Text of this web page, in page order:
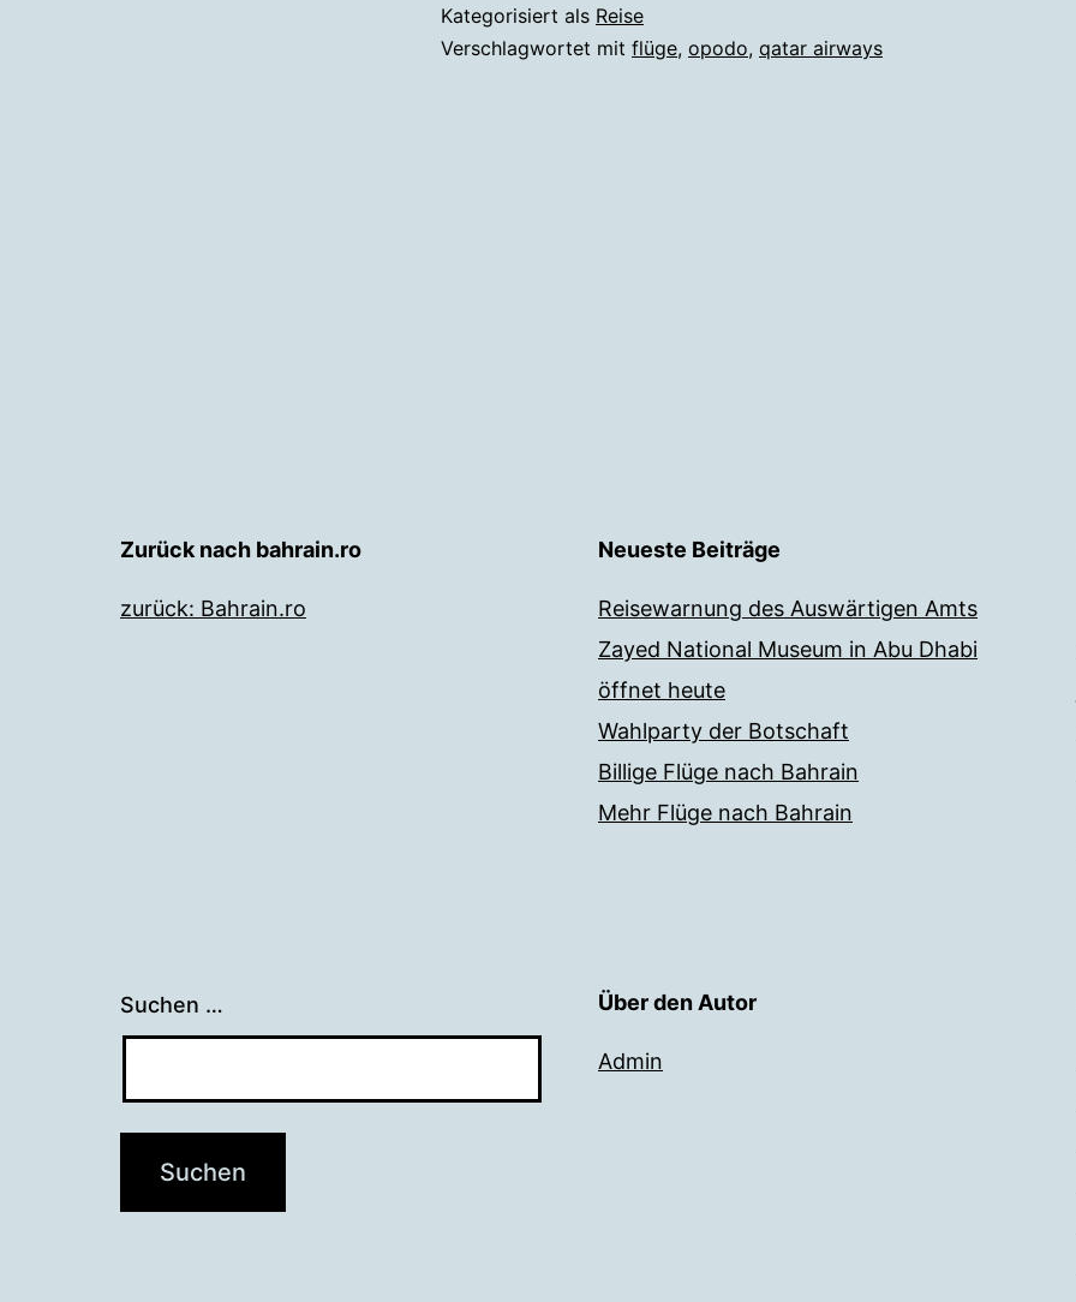
Qatar
Kategorisiert als Reise
Verschlagwortet mit flüge, opodo, qatar airways
Zurück nach bahrain.ro
zurück: Bahrain.ro
Neueste Beiträge
Reisewarnung des Auswärtigen Amts
Zayed National Museum in Abu Dhabi
öffnet heute
Wahlparty der Botschaft
Billige Flüge nach Bahrain
Mehr Flüge nach Bahrain
Suchen … Über den Autor
Admin